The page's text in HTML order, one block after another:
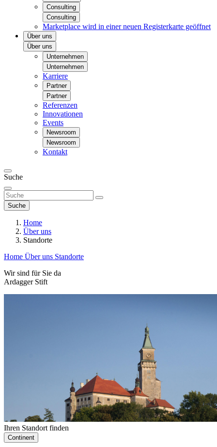
Consulting
Consulting
Marketplace wird in einer neuen Registerkarte geöffnet
Über uns
Über uns
Unternehmen
Unternehmen
Karriere
Partner
Partner
Referenzen
Innovationen
Events
Newsroom
Newsroom
Kontakt
Suche
Suche
Home
Über uns
Standorte
Home Über uns Standorte
Wir sind für Sie da
Ardagger Stift
Ihren Standort finden
Continent